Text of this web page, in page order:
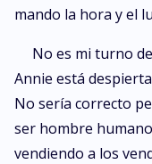
mando la hora y el
No es mi turno
Annie está
No sería correcto
ser hombre
vendiendo a los